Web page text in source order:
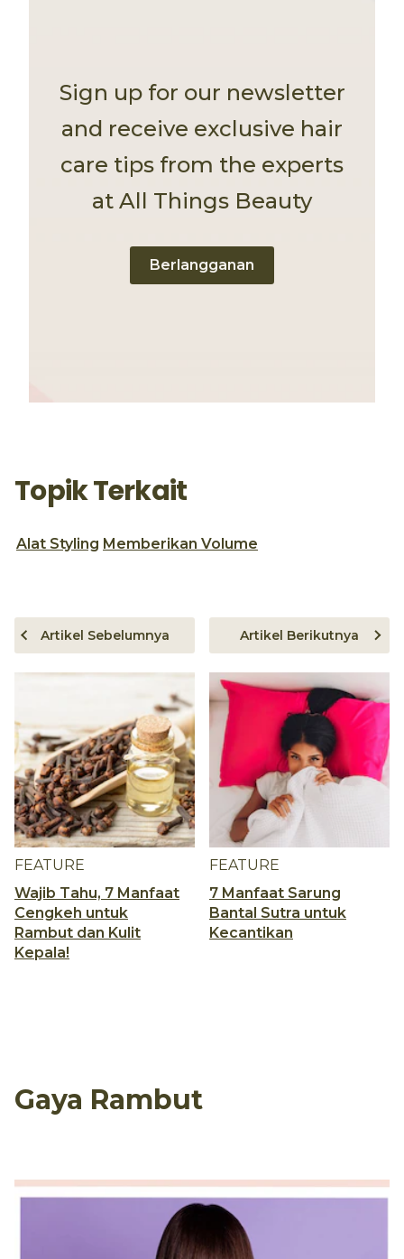
Sign up for our newsletter
and receive exclusive hair
care tips from the experts
at All Things Beauty
Berlangganan
Topik Terkait
Alat Styling Memberikan Volume
FEATURE
Wajib Tahu, 7 Manfaat
Cengkeh untuk
Rambut dan Kulit
Kepala!
Artikel Sebelumnya
FEATURE
7 Manfaat Sarung
Bantal Sutra untuk
Kecantikan
Artikel Berikutnya
Gaya Rambut